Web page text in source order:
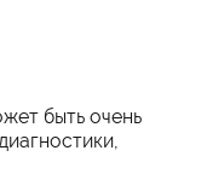
быть очень